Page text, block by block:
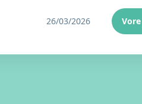
26/03/2026